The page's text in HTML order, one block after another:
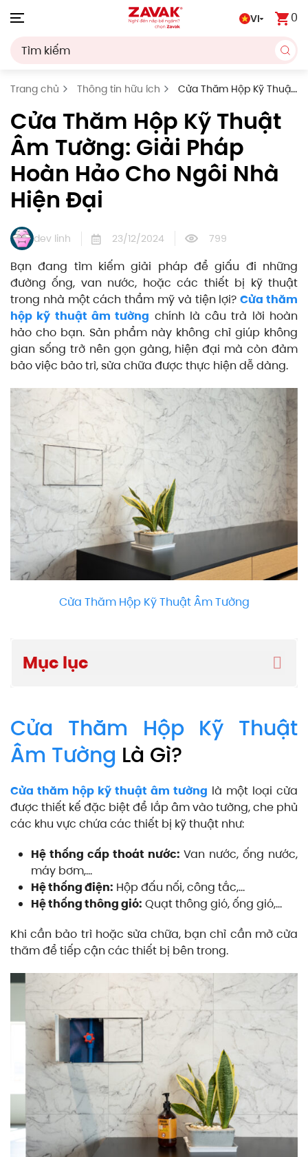
VI 0
Trang chủ Thông tin hữu ích
Cửa Thăm Hộp Kỹ Thuật
Cửa Thăm Hộp Kỹ Thuật
Âm Tường: Giải Pháp
Hoàn Hảo Cho Ngôi Nhà
Hiện Đại
dev linh 23/12/2024 799
Bạn đang tìm kiếm giải pháp để giấu đi những
đường ống, van nước, hoặc các thiết bị kỹ thuật
trong nhà một cách thẩm mỹ và tiện lợi?Cửa thăm
hộp kỹ thuật âm tường chính là câu trả lời hoàn
hảo cho bạn. Sản phẩm này không chỉ giúp không
gian sống trở nên gọn gàng, hiện đại mà còn đảm
bảo việc bảo trì, sửa chữa được thực hiện dễ dàng.
Cửa Thăm Hộp Kỹ Thuật Âm Tường
Mục lục
Cửa Thăm Hộp Kỹ Thuật
Âm Tường Là Gì?
Cửa thăm hộp kỹ thuật âm tường là một loại cửa
được thiết kế đặc biệt để lắp âm vào tường, che phủ
các khu vực chứa các thiết bị kỹ thuật như:
Hệ thống cấp thoát nước: Van nước, ống nước,
máy bơm,…
Hệ thống điện: Hộp đấu nối, công tắc,…
Hệ thống thông gió: Quạt thông gió, ống gió,…
Khi cần bảo trì hoặc sửa chữa, bạn chỉ cần mở cửa
thăm để tiếp cận các thiết bị bên trong.